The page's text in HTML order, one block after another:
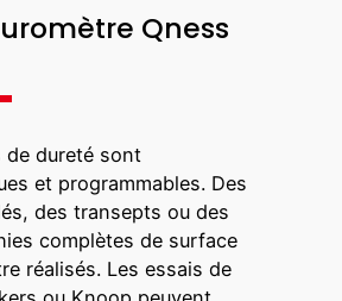
Qness
de dureté sont
et programmables. Des
des transepts ou des
complètes de surface
réalisés. Les essais de